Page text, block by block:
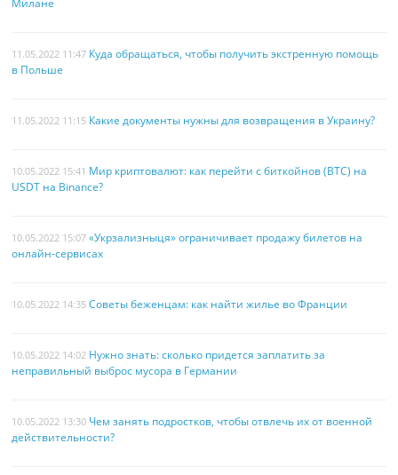
11.05.2022 11:47 Куда обращаться, чтобы получить экстренную помощь
в Польше
11.05.2022 11:15 Какие документы нужны для возвращения в Украину?
10.05.2022 15:41 Мир криптовалют: как перейти с биткойнов (BTC) на
USDT на Binance?
10.05.2022 15:07 «Укрзализныця» ограничивает продажу билетов на
онлайн-сервисах
10.05.2022 14:35 Советы беженцам: как найти жилье во Франции
10.05.2022 14:02 Нужно знать: сколько придется заплатить за
неправильный выброс мусора в Германии
10.05.2022 13:30 Чем занять подростков, чтобы отвлечь их от военной
действительности?